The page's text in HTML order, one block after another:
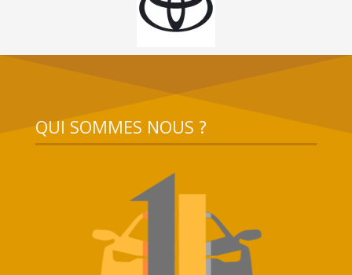
QUI SOMMES NOUS ?